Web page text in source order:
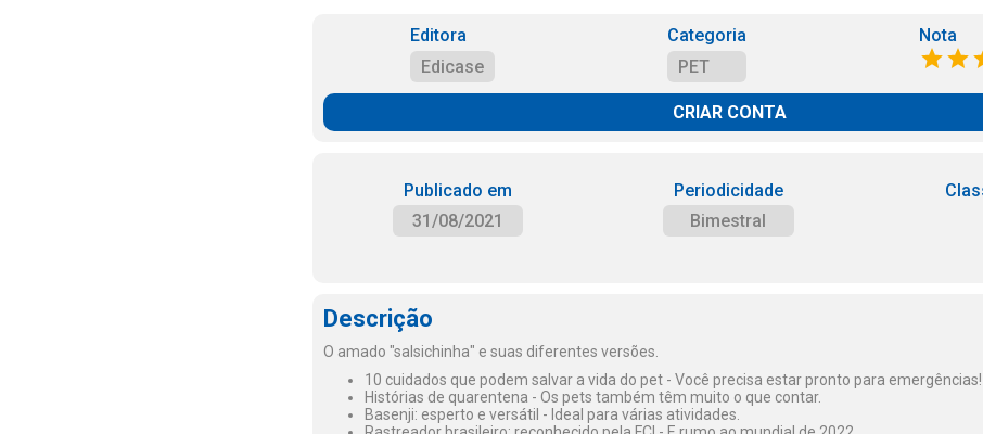
Editora
Edicase
Categoria
PET
Nota
CRIAR CONTA
Publicado em
31/08/2021
Periodicidade
Bimestral
Descrição
O amado "salsichinha" e suas diferentes versões.
10 cuidados que podem salvar a vida do pet - Você precisa estar pronto para emergências!
Histórias de quarentena - Os pets também têm muito o que contar.
Basenji: esperto e versátil - Ideal para várias atividades.